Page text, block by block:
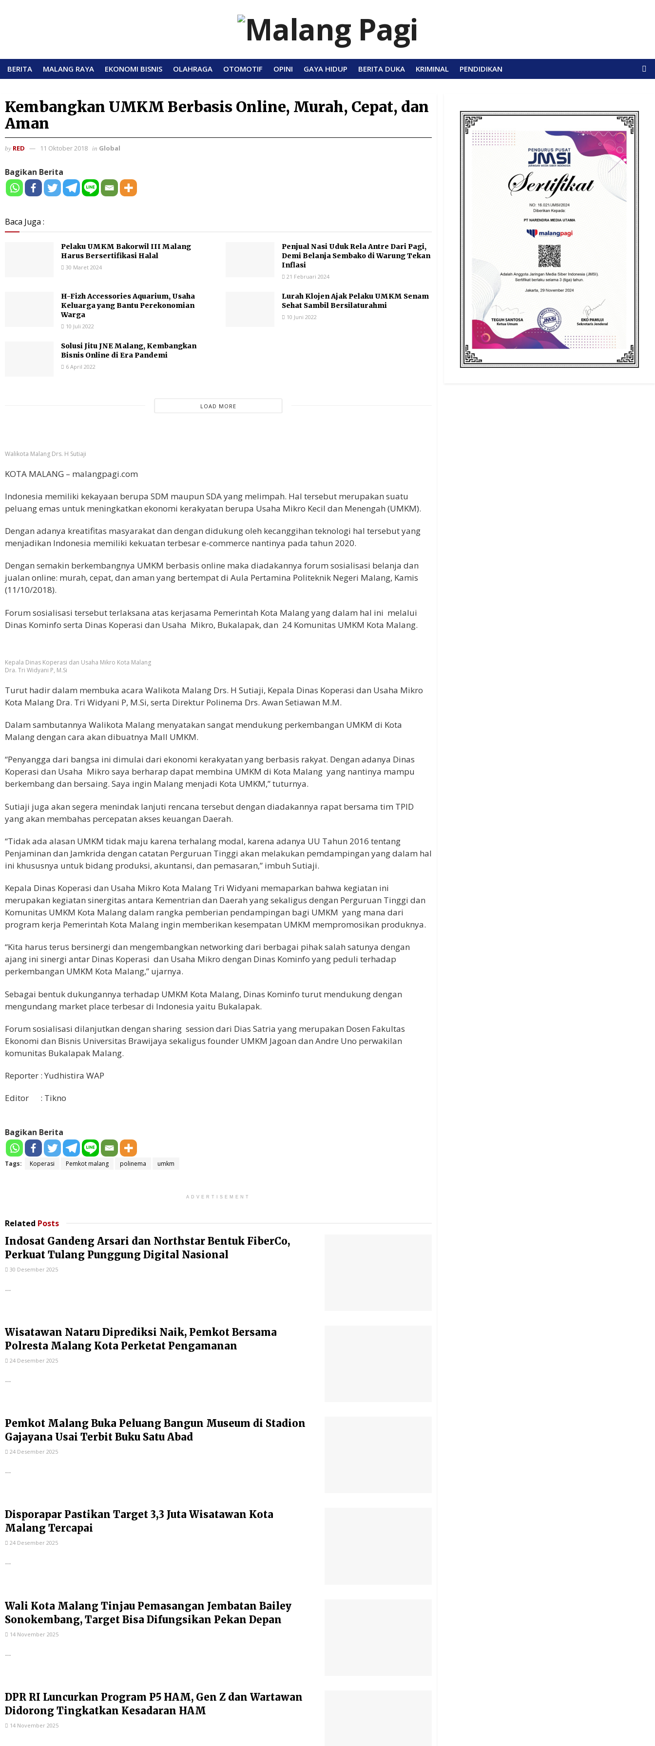
BERITA MALANG RAYA EKONOMI BISNIS OLAHRAGA OTOMOTIF OPINI GAYA HIDUP BERITA DUKA KRIMINAL PENDIDIKAN
Kembangkan UMKM Berbasis Online, Murah, Cepat, dan
Aman
by RED 11 Oktober 2018 in Global
Bagikan Berita
Baca Juga :
Pelaku UMKM Bakorwil III Malang
Harus Bersertifikasi Halal
30 Maret 2024
Penjual Nasi Uduk Rela Antre Dari Pagi,
Demi Belanja Sembako di Warung Tekan
Inflasi
21 Februari 2024
H-Fizh Accessories Aquarium, Usaha
Keluarga yang Bantu Perekonomian
Warga
10 Juli 2022
Lurah Klojen Ajak Pelaku UMKM Senam
Sehat Sambil Bersilaturahmi
10 Juni 2022
Solusi Jitu JNE Malang, Kembangkan
Bisnis Online di Era Pandemi
6 April 2022
LOAD MORE
Walikota Malang Drs. H Sutiaji
KOTA MALANG – malangpagi.com
Indonesia memiliki kekayaan berupa SDM maupun SDA yang melimpah. Hal tersebut merupakan suatu
peluang emas untuk meningkatkan ekonomi kerakyatan berupa Usaha Mikro Kecil dan Menengah (UMKM).
Dengan adanya kreatifitas masyarakat dan dengan didukung oleh kecanggihan teknologi hal tersebut yang
menjadikan Indonesia memiliki kekuatan terbesar e-commerce nantinya pada tahun 2020.
Dengan semakin berkembangnya UMKM berbasis online maka diadakannya forum sosialisasi belanja dan
jualan online: murah, cepat, dan aman yang bertempat di Aula Pertamina Politeknik Negeri Malang, Kamis
(11/10/2018).
Forum sosialisasi tersebut terlaksana atas kerjasama Pemerintah Kota Malang yang dalam hal ini melalui
Dinas Kominfo serta Dinas Koperasi dan Usaha Mikro, Bukalapak, dan 24 Komunitas UMKM Kota Malang.
Kepala Dinas Koperasi dan Usaha Mikro Kota Malang
Dra. Tri Widyani P, M.Si
Turut hadir dalam membuka acara Walikota Malang Drs. H Sutiaji, Kepala Dinas Koperasi dan Usaha Mikro
Kota Malang Dra. Tri Widyani P, M.Si, serta Direktur Polinema Drs. Awan Setiawan M.M.
Dalam sambutannya Walikota Malang menyatakan sangat mendukung perkembangan UMKM di Kota
Malang dengan cara akan dibuatnya Mall UMKM.
“Penyangga dari bangsa ini dimulai dari ekonomi kerakyatan yang berbasis rakyat. Dengan adanya Dinas
Koperasi dan Usaha Mikro saya berharap dapat membina UMKM di Kota Malang yang nantinya mampu
berkembang dan bersaing. Saya ingin Malang menjadi Kota UMKM,” tuturnya.
Sutiaji juga akan segera menindak lanjuti rencana tersebut dengan diadakannya rapat bersama tim TPID
yang akan membahas percepatan akses keuangan Daerah.
“Tidak ada alasan UMKM tidak maju karena terhalang modal, karena adanya UU Tahun 2016 tentang
Penjaminan dan Jamkrida dengan catatan Perguruan Tinggi akan melakukan pemdampingan yang dalam hal
ini khususnya untuk bidang produksi, akuntansi, dan pemasaran,” imbuh Sutiaji.
Kepala Dinas Koperasi dan Usaha Mikro Kota Malang Tri Widyani memaparkan bahwa kegiatan ini
merupakan kegiatan sinergitas antara Kementrian dan Daerah yang sekaligus dengan Perguruan Tinggi dan
Komunitas UMKM Kota Malang dalam rangka pemberian pendampingan bagi UMKM yang mana dari
program kerja Pemerintah Kota Malang ingin memberikan kesempatan UMKM mempromosikan produknya.
“Kita harus terus bersinergi dan mengembangkan networking dari berbagai pihak salah satunya dengan
ajang ini sinergi antar Dinas Koperasi dan Usaha Mikro dengan Dinas Kominfo yang peduli terhadap
perkembangan UMKM Kota Malang,” ujarnya.
Sebagai bentuk dukungannya terhadap UMKM Kota Malang, Dinas Kominfo turut mendukung dengan
mengundang market place terbesar di Indonesia yaitu Bukalapak.
Forum sosialisasi dilanjutkan dengan sharing session dari Dias Satria yang merupakan Dosen Fakultas
Ekonomi dan Bisnis Universitas Brawijaya sekaligus founder UMKM Jagoan dan Andre Uno perwakilan
komunitas Bukalapak Malang.
Reporter : Yudhistira WAP
Editor : Tikno
Bagikan Berita
Tags: Koperasi Pemkot malang polinema umkm
ADVERTISEMENT
Related Posts
Indosat Gandeng Arsari dan Northstar Bentuk FiberCo,
Perkuat Tulang Punggung Digital Nasional
30 Desember 2025
...
Wisatawan Nataru Diprediksi Naik, Pemkot Bersama
Polresta Malang Kota Perketat Pengamanan
24 Desember 2025
...
Pemkot Malang Buka Peluang Bangun Museum di Stadion
Gajayana Usai Terbit Buku Satu Abad
24 Desember 2025
...
Disporapar Pastikan Target 3,3 Juta Wisatawan Kota
Malang Tercapai
24 Desember 2025
...
Wali Kota Malang Tinjau Pemasangan Jembatan Bailey
Sonokembang, Target Bisa Difungsikan Pekan Depan
14 November 2025
...
DPR RI Luncurkan Program P5 HAM, Gen Z dan Wartawan
Didorong Tingkatkan Kesadaran HAM
14 November 2025